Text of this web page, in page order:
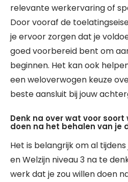
relevante werkervaring of
Door vooraf de
je ervoor zorgen dat je
goed voorbereid bent om
beginnen. Het kan ook
een weloverwogen keuze
beste aansluit bij jouw
Denk na over wat voor soort
doen na het behalen van je
Het is belangrijk om al
en Welzijn niveau 3 na te
werk dat je zou willen doen